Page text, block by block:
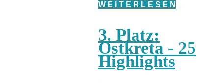
W E I T E R L E S E N
3. Platz:
Ostkreta - 25
Highlights